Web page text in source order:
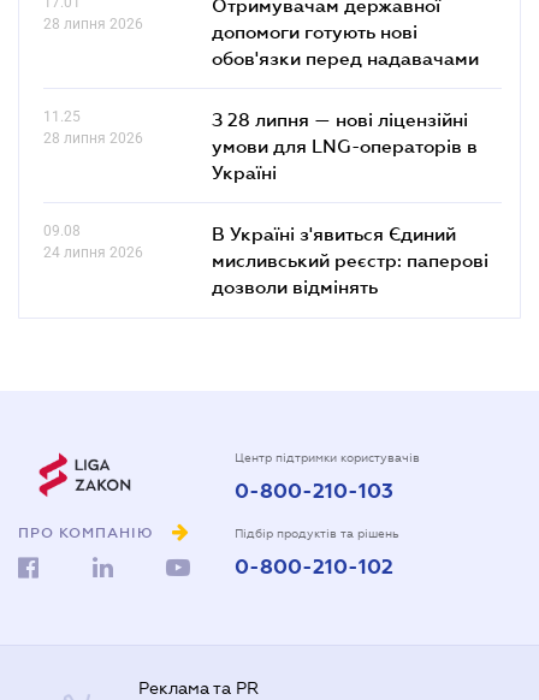
28 липня 2026
Отримувачам державної
допомоги готують нові
обов'язки перед надавачами
11.25
28 липня 2026
З 28 липня — нові ліцензійні
умови для LNG-операторів в
Україні
09.08
24 липня 2026
В Україні з'явиться Єдиний
мисливський реєстр: паперові
дозволи відмінять
ПРО КОМПАНІЮ
Центр підтримки користувачів
0-800-210-103
Підбір продуктів та рішень
0-800-210-102
Реклама та PR